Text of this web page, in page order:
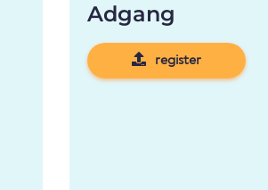
Adgang
register